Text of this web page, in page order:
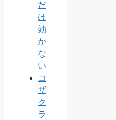
だ
け
効
か
な
い
コ
ザ
ク
ラ